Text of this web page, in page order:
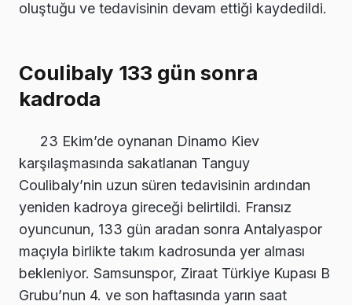
oluştuğu ve tedavisinin devam ettiği kaydedildi.
Coulibaly 133 gün sonra
kadroda
23 Ekim’de oynanan Dinamo Kiev
karşılaşmasında sakatlanan Tanguy
Coulibaly’nin uzun süren tedavisinin ardından
yeniden kadroya gireceği belirtildi. Fransız
oyuncunun, 133 gün aradan sonra Antalyaspor
maçıyla birlikte takım kadrosunda yer alması
bekleniyor. Samsunspor, Ziraat Türkiye Kupası B
Grubu’nun 4. ve son haftasında yarın saat